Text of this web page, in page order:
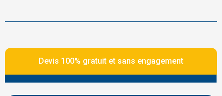
Devis 100% gratuit et sans engagement